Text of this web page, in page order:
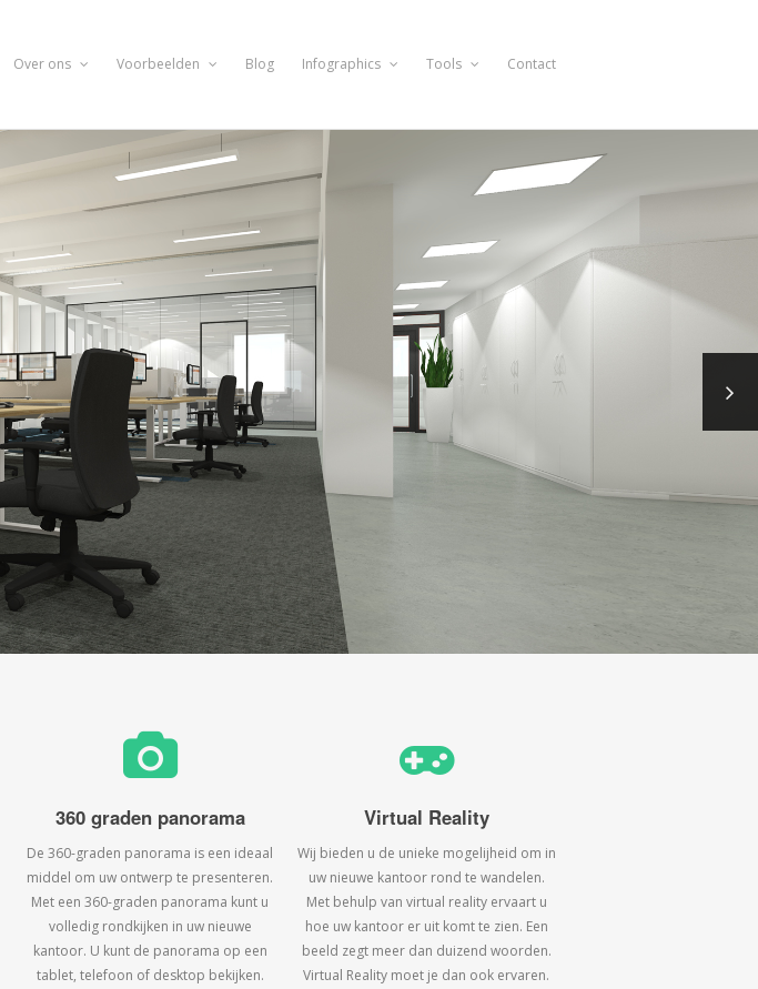
Over ons Voorbeelden Blog Infographics Tools Contact
360 graden panorama
De 360-graden panorama is een ideaal
middel om uw ontwerp te presenteren.
Met een 360-graden panorama kunt u
volledig rondkijken in uw nieuwe
kantoor. U kunt de panorama op een
tablet, telefoon of desktop bekijken.
Virtual Reality
Wij bieden u de unieke mogelijheid om in
uw nieuwe kantoor rond te wandelen.
Met behulp van virtual reality ervaart u
hoe uw kantoor er uit komt te zien. Een
beeld zegt meer dan duizend woorden.
Virtual Reality moet je dan ook ervaren.